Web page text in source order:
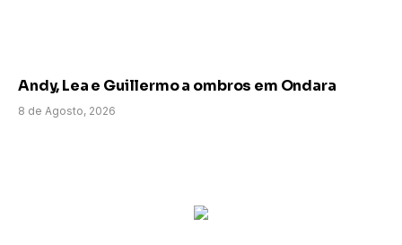
Andy, Lea e Guillermo a ombros em Ondara
8 de Agosto, 2026